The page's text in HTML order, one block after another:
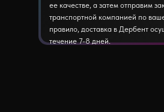
ее качестве, а затем отправим
транспортной компанией по
правило, доставка в Дербент
течение 7-8 дней.